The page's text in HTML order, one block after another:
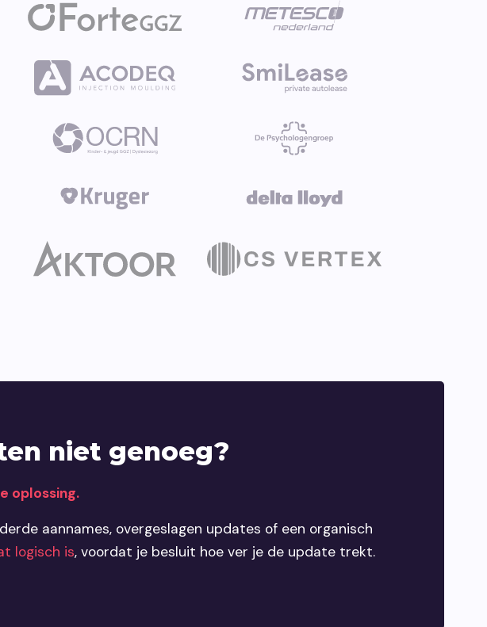
niet genoeg?
oplossing.
aannames, overgeslagen updates of een organisch
logisch is, voordat je besluit hoe ver je de update trekt.